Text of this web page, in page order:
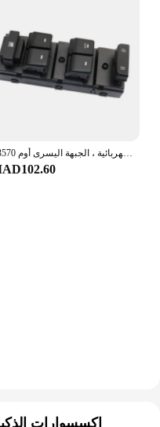
الأصلي هيونداي سوناتا باب السائق مفتاح النافذة الكهربائية ، الجبهة اليسرى أوم 93570C1000 C1000 93570-C1000 93570-C1000 93570-C1000
اكسسوارات